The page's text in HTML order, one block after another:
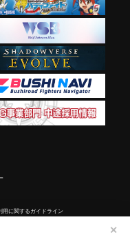
✕
用に関するガイドライン